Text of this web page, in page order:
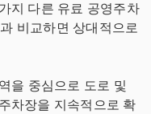
지 다른 유료 공영주차
비교하면 상대적으로
을 중심으로 도로 및
차장을 지속적으로 확